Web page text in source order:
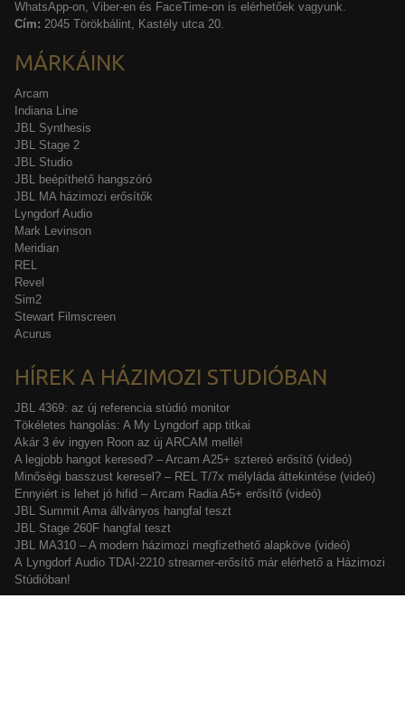
WhatsApp-on, Viber-en és FaceTime-on is elérhetőek vagyunk.
Cím: 2045 Törökbálint, Kastély utca 20.
MÁRKÁINK
Arcam
Indiana Line
JBL Synthesis
JBL Stage 2
JBL Studio
JBL beépíthető hangszóró
JBL MA házimozi erősítők
Lyngdorf Audio
Mark Levinson
Meridian
REL
Revel
Sim2
Stewart Filmscreen
Acurus
HÍREK A HÁZIMOZI STUDIÓBAN
JBL 4369: az új referencia stúdió monitor
Tökéletes hangolás: A My Lyngdorf app titkai
Akár 3 év ingyen Roon az új ARCAM mellé!
A legjobb hangot keresed? – Arcam A25+ sztereó erősítő (videó)
Minőségi basszust keresel? – REL T/7x mélyláda áttekintése (videó)
Ennyiért is lehet jó hifid – Arcam Radia A5+ erősítő (videó)
JBL Summit Ama állványos hangfal teszt
JBL Stage 260F hangfal teszt
JBL MA310 – A modern házimozi megfizethető alapköve (videó)
A Lyngdorf Audio TDAI-2210 streamer-erősítő már elérhető a Házimozi
Stúdióban!